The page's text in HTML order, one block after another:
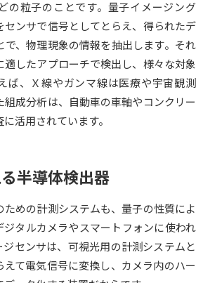
学研究 大学検索
特徴を調べる
特集
国際・グローバルに強い大学特
進路の３択
ージ
新学年スタート号特集ページ
（高2生用）
の粒子のことです。量子イメージング
センサで信号としてとらえ、得られたデ
で、物理現象の情報を抽出します。それ
適したアプローチで検出し、様々な対象
ば、Ｘ線やガンマ線は医療や宇宙観測
組成分析は、自動車の車軸やコンクリー
活用されています。
半導体検出器
めの計測システムも、量子の性質によ
ジタルカメラやスマートフォンに使われ
ジセンサは、可視光用の計測システムと
て電気信号に変換し、カメラ内のハー